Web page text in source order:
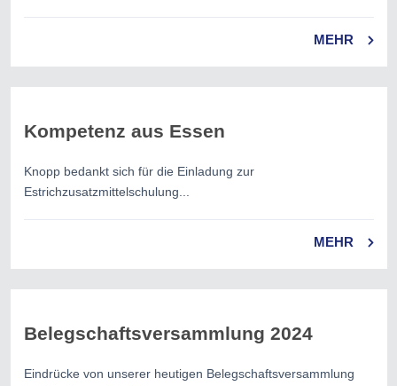
MEHR
Kompetenz aus Essen
Knopp bedankt sich für die Einladung zur
Estrichzusatzmittelschulung...
MEHR
Belegschaftsversammlung 2024
Eindrücke von unserer heutigen Belegschaftsversammlung